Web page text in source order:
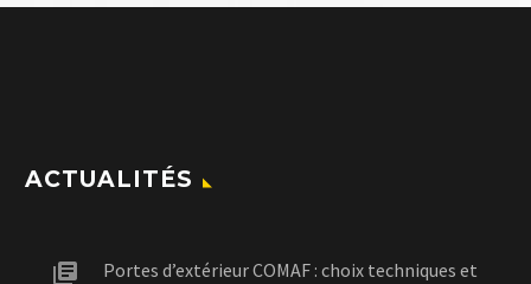
ACTUALITÉS
Portes d’extérieur COMAF : choix techniques et